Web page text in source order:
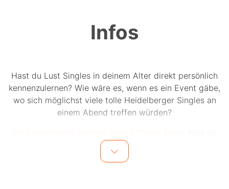
Infos
Hast du Lust Singles in deinem Alter direkt persönlich
kennenzulernen? Wie wäre es, wenn es ein Event gäbe,
wo sich möglichst viele tolle Heidelberger Singles an
einem Abend treffen würden?
jetzt die Chance auf bis zu 15 einzigartige Dates an
einem Abend.